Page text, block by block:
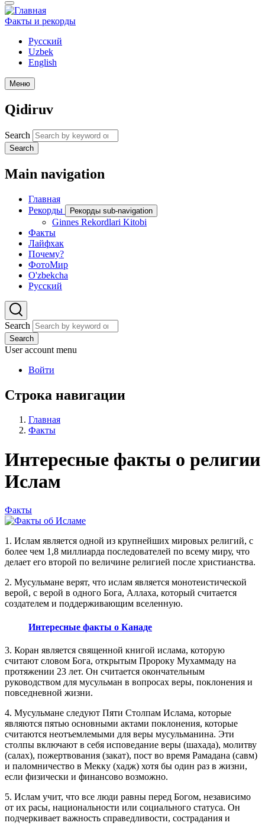
Факты и рекорды
Русский
Uzbek
English
Меню
Qidiruv
Search
Search
Main navigation
Главная
Рекорды
Рекорды sub-navigation
Ginnes Rekordlari Kitobi
Факты
Лайфхак
Почему?
ФотоМир
O'zbekcha
Русский
Search
Search
User account menu
Войти
Строка навигации
Главная
Факты
Интересные факты о религии
Ислам
Факты
1. Ислам является одной из крупнейших мировых религий, с
более чем 1,8 миллиарда последователей по всему миру, что
делает его второй по величине религией после христианства.
2. Мусульмане верят, что ислам является монотеистической
верой, с верой в одного Бога, Аллаха, который считается
создателем и поддерживающим вселенную.
Интересные факты о Канаде
3. Коран является священной книгой ислама, которую
считают словом Бога, открытым Пророку Мухаммаду на
протяжении 23 лет. Он считается окончательным
руководством для мусульман в вопросах веры, поклонения и
повседневной жизни.
4. Мусульмане следуют Пяти Столпам Ислама, которые
являются пятью основными актами поклонения, которые
считаются неотъемлемыми для веры мусульманина. Эти
столпы включают в себя исповедание веры (шахада), молитву
(салах), пожертвования (закат), пост во время Рамадана (савм)
и паломничество в Мекку (хадж) хотя бы один раз в жизни,
если физически и финансово возможно.
5. Ислам учит, что все люди равны перед Богом, независимо
от их расы, национальности или социального статуса. Он
подчеркивает важность справедливости, сострадания и